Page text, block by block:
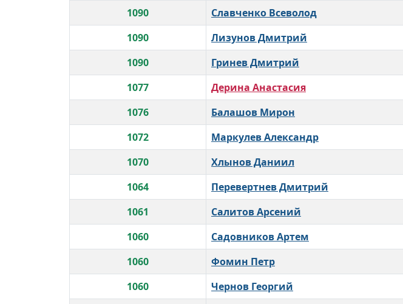
1090
Славченко Всеволод
1090
Лизунов Дмитрий
1090
Гринев Дмитрий
1077
Дерина Анастасия
1076
Балашов Мирон
1072
Маркулев Александр
1070
Хлынов Даниил
1064
Перевертнев Дмитрий
1061
Салитов Арсений
1060
Садовников Артем
1060
Фомин Петр
1060
Чернов Георгий